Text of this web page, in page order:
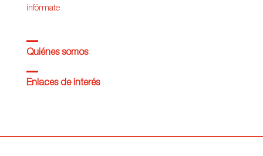
infórmate
Quiénes somos
Enlaces de interés